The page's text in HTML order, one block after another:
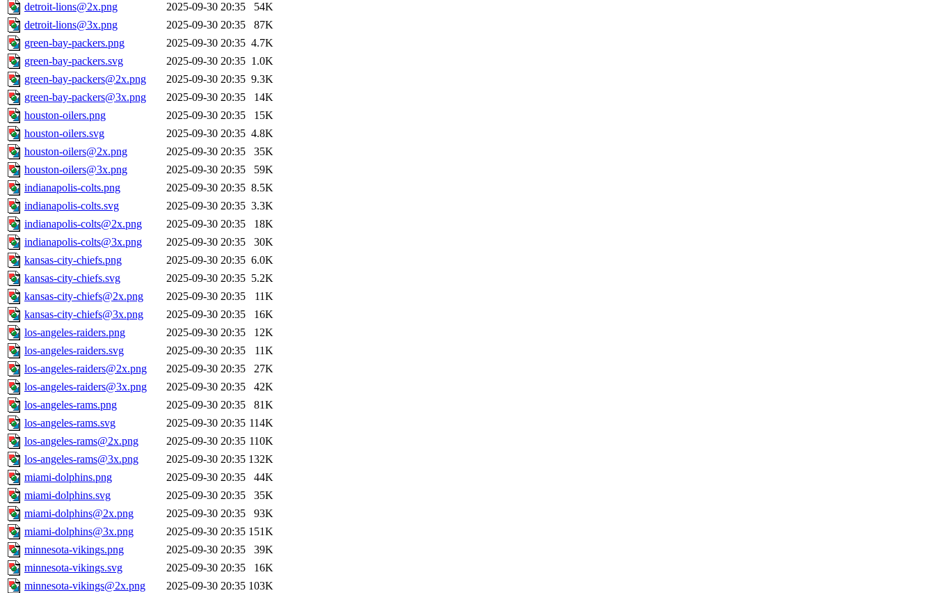
detroit-lions@2x.png
2025-09-30 20:35
54K
detroit-lions@3x.png
2025-09-30 20:35
87K
green-bay-packers.png
2025-09-30 20:35 4.7K
green-bay-packers.svg
2025-09-30 20:35 1.0K
green-bay-packers@2x.png
2025-09-30 20:35 9.3K
green-bay-packers@3x.png
2025-09-30 20:35
14K
houston-oilers.png
2025-09-30 20:35
15K
houston-oilers.svg
2025-09-30 20:35 4.8K
houston-oilers@2x.png
2025-09-30 20:35
35K
houston-oilers@3x.png
2025-09-30 20:35
59K
indianapolis-colts.png
2025-09-30 20:35 8.5K
indianapolis-colts.svg
2025-09-30 20:35 3.3K
indianapolis-colts@2x.png
2025-09-30 20:35
18K
indianapolis-colts@3x.png
2025-09-30 20:35
30K
kansas-city-chiefs.png
2025-09-30 20:35 6.0K
kansas-city-chiefs.svg
2025-09-30 20:35 5.2K
kansas-city-chiefs@2x.png
2025-09-30 20:35
11K
kansas-city-chiefs@3x.png
2025-09-30 20:35
16K
los-angeles-raiders.png
2025-09-30 20:35
12K
los-angeles-raiders.svg
2025-09-30 20:35
11K
los-angeles-raiders@2x.png
2025-09-30 20:35
27K
los-angeles-raiders@3x.png
2025-09-30 20:35
42K
los-angeles-rams.png
2025-09-30 20:35
81K
los-angeles-rams.svg
2025-09-30 20:35 114K
los-angeles-rams@2x.png
2025-09-30 20:35 110K
los-angeles-rams@3x.png
2025-09-30 20:35 132K
miami-dolphins.png
2025-09-30 20:35
44K
miami-dolphins.svg
2025-09-30 20:35
35K
miami-dolphins@2x.png
2025-09-30 20:35
93K
miami-dolphins@3x.png
2025-09-30 20:35 151K
minnesota-vikings.png
2025-09-30 20:35
39K
minnesota-vikings.svg
2025-09-30 20:35
16K
minnesota-vikings@2x.png
2025-09-30 20:35 103K